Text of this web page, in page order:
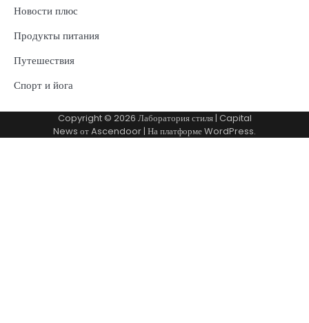
Новости плюс
Продукты питания
Путешествия
Спорт и йога
Copyright © 2026 Лаборатория стиля| Capital
News отAscendoor| На платформеWordPress.